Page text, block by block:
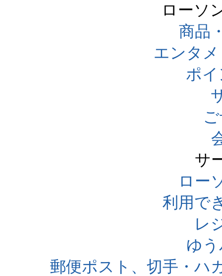
ローソ
商品
エンタ
ポ
サ
ロー
利用で
レ
ゆ
郵便ポスト、切手・ハ